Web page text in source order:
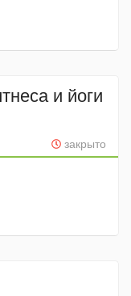
и йоги
закрыто